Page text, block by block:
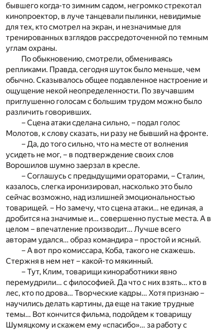
бывшего когда-то зимним садом, негромко стрекотал
кинопроектор, в луче танцевали пылинки, невидимые
для тех, кто смотрел на экран, и незначимые для
тренированных взглядов рассредоточенной по темным
углам охраны.
По обыкновению, смотрели, обмениваясь
репликами. Правда, сегодня шуток было меньше, чем
обычно. Сказывалось общее подавленное настроение и
ощущение некой неопределенности. По звучавшим
приглушенно голосам с большим трудом можно было
различить говоривших.
– Сцена атаки сделана сильно, – подал голос
Молотов, к слову сказать, ни разу не бывший на фронте.
– Да, до того сильно, что на месте от волнения
усидеть не мог, – в подтверждение своих слов
Ворошилов шумно заерзал в кресле.
– Соглашусь с предыдущими ораторами, – Сталин,
казалось, слегка иронизировал, насколько это было
сейчас возможно, над излишней эмоциональностью
товарищей. – Но замечу, что сцена атаки… не единая, а
дробится на значимые и… совершенно пустые места. А в
целом – впечатление производит… Лучше всего
авторам удался… образ командира – простой и ясный.
– А вот про комиссара, Коба, такого не скажешь.
Стержня в нем нет – какой-то мякинный.
– Тут, Клим, товарищи киноработники явно
перемудрили… с философией. Да что с них взять… кто в
лес, кто по дрова… Творческие кадры… Хотя признаю –
научились делать картины, да еще на такие трудные
темы… Вот кончится фильма, подойдем к товарищу
Шумяцкому и скажем ему «спасибо»… за работу с